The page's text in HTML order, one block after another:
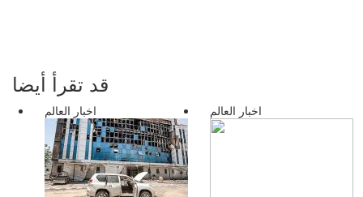
قد تقرأ أيضا
اخبار العالم اخبار العالم